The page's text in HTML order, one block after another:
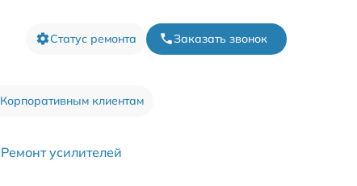
Статус ремонта Заказать звонок
Корпоративным клиентам
Ремонт усилителей